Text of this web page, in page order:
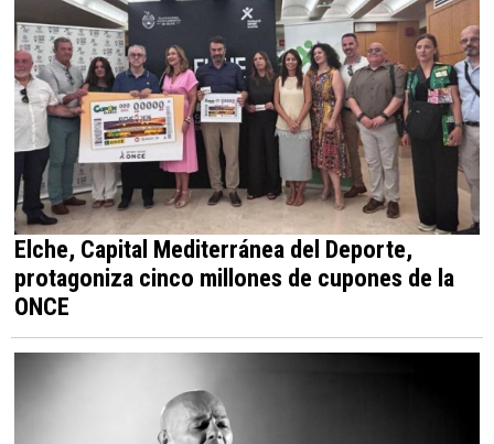
Elche, Capital Mediterránea del Deporte,
protagoniza cinco millones de cupones de la
ONCE